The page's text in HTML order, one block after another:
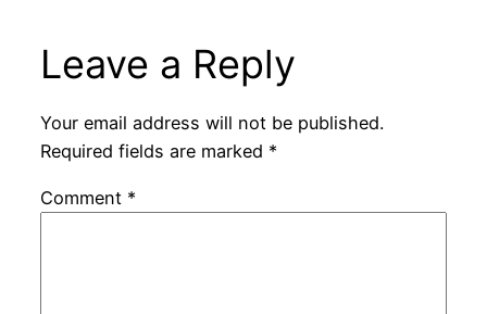
Leave a Reply
Your email address will not be published.
Required fields are marked *
Comment *